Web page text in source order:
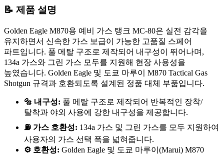
📝 제품 설명
Golden Eagle M870용 예비 가스 탱크 MC-80은 실전 감각을
유지하면서 신속한 가스 보급이 가능한 고품질 스페어
파트입니다. 풀 메탈 구조로 제작되어 내구성이 뛰어나며,
134a 가스와 그린 가스 모두를 지원해 현장 사용성을
높였습니다. Golden Eagle 및 도쿄 마루이 M870 Tactical Gas
Shotgun 규격과 호환되도록 설계된 정품 대체 부품입니다.
🔩 내구성: 풀 메탈 구조로 제작되어 반복적인 장착/
탈착과 야외 사용에 강한 내구성을 제공합니다.
⛽ 가스 호환성: 134a 가스 및 그린 가스를 모두 지원하여
사용자의 가스 선택 폭을 넓혀줍니다.
⚙️ 호환성: Golden Eagle 및 도쿄 마루이(Marui) M870